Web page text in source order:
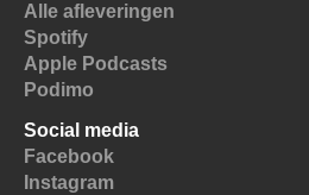
Alle afleveringen
Spotify
Apple Podcasts
Podimo
Social media
Facebook
Instagram